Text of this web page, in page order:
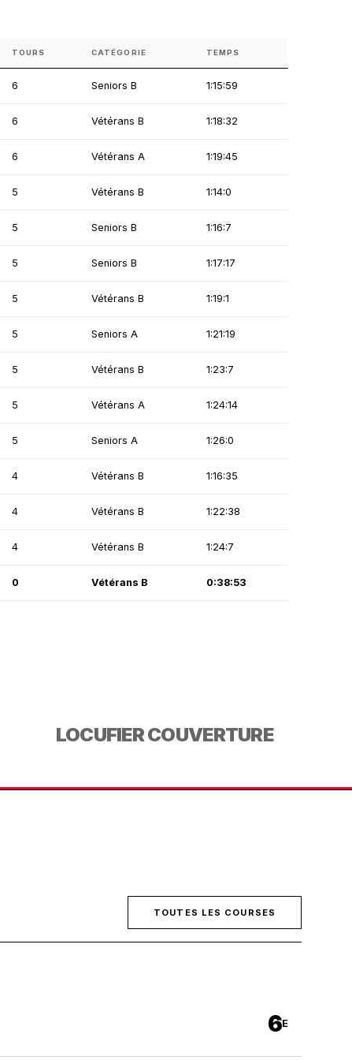
TOURS CATÉGORIE TEMPS
6 Seniors B 1:15:59
6 Vétérans B 1:18:32
6 Vétérans A 1:19:45
5 Vétérans B 1:14:0
5 Seniors B 1:16:7
5 Seniors B 1:17:17
5 Vétérans B 1:19:1
5 Seniors A 1:21:19
5 Vétérans B 1:23:7
5 Vétérans A 1:24:14
5 Seniors A 1:26:0
4 Vétérans B 1:16:35
4 Vétérans B 1:22:38
4 Vétérans B 1:24:7
0 Vétérans B 0:38:53
LOCUFIER COUVERTURE
TOUTES LES COURSES
6E